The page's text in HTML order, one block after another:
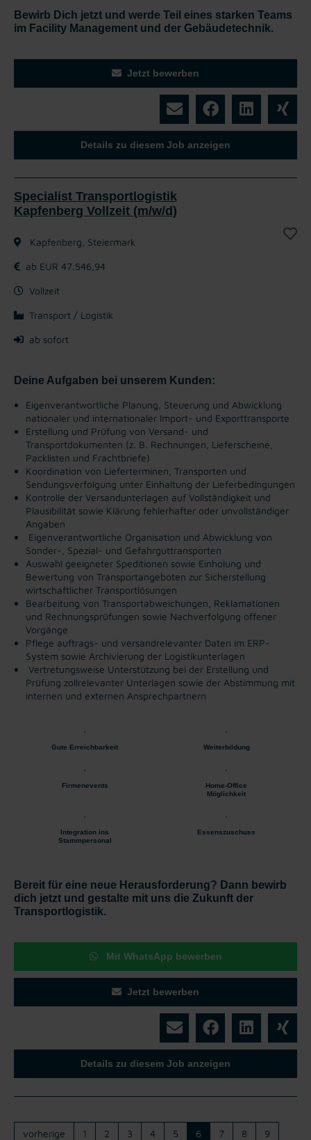
Bewirb Dich jetzt und werde Teil eines starken Teams
im Facility Management und der Gebäudetechnik.
Jetzt bewerben
Details zu diesem Job anzeigen
Specialist Transportlogistik
Kapfenberg Vollzeit (m/w/d)
Kapfenberg, Steiermark
ab EUR 47.546,94
Vollzeit
Transport / Logistik
ab sofort
Deine Aufgaben bei unserem Kunden:
Eigenverantwortliche Planung, Steuerung und Abwicklung
nationaler und internationaler Import- und Exporttransporte
Erstellung und Prüfung von Versand- und
Transportdokumenten (z. B. Rechnungen, Lieferscheine,
Packlisten und Frachtbriefe)
Koordination von Lieferterminen, Transporten und
Sendungsverfolgung unter Einhaltung der Lieferbedingungen
Kontrolle der Versandunterlagen auf Vollständigkeit und
Plausibilität sowie Klärung fehlerhafter oder unvollständiger
Angaben
Eigenverantwortliche Organisation und Abwicklung von
Sonder-, Spezial- und Gefahrguttransporten
Auswahl geeigneter Speditionen sowie Einholung und
Bewertung von Transportangeboten zur Sicherstellung
wirtschaftlicher Transportlösungen
Bearbeitung von Transportabweichungen, Reklamationen
und Rechnungsprüfungen sowie Nachverfolgung offener
Vorgänge
Pflege auftrags- und versandrelevanter Daten im ERP-
System sowie Archivierung der Logistikunterlagen
Vertretungsweise Unterstützung bei der Erstellung und
Prüfung zollrelevanter Unterlagen sowie der Abstimmung mit
internen und externen Ansprechpartnern
Gute Erreichbarkeit Weiterbildung
Firmenevents
Home-Office
Möglichkeit
Integration ins
Stammpersonal
Essenszuschuss
Bereit für eine neue Herausforderung? Dann bewirb
dich jetzt und gestalte mit uns die Zukunft der
Transportlogistik.
Mit WhatsApp bewerben
Jetzt bewerben
Details zu diesem Job anzeigen
vorherige 1 2 3 4 5 6 7 8
9